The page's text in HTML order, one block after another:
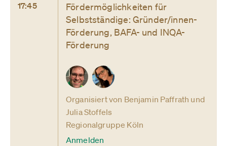
17:45
Fördermöglichkeiten für
Selbstständige: Gründer/innen-
Förderung, BAFA- und INQA-
Förderung
Organisiert von Benjamin Paffrath und
Julia Stoffels
Regionalgruppe Köln
Anmelden